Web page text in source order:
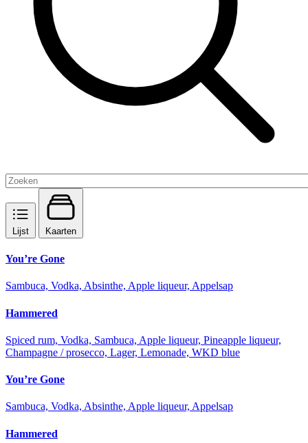
Lijst Kaarten
You’re Gone
Sambuca, Vodka, Absinthe, Apple liqueur, Appelsap
Hammered
Spiced rum, Vodka, Sambuca, Apple liqueur, Pineapple liqueur,
Champagne / prosecco, Lager, Lemonade, WKD blue
You’re Gone
Sambuca, Vodka, Absinthe, Apple liqueur, Appelsap
Hammered